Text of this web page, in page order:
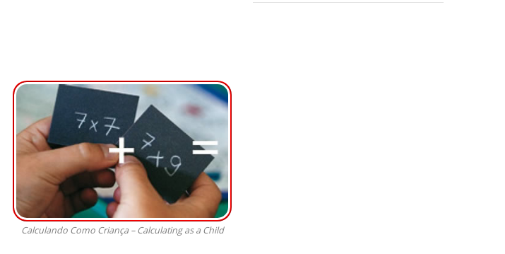
Calculando Como Criança – Calculating as a Child